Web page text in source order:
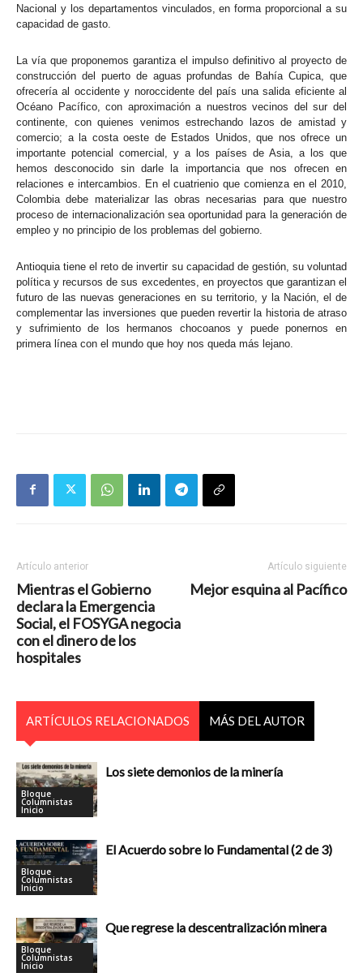
Nacional y los departamentos vinculados, en forma proporcional a su
capacidad de gasto.
La vía que proponemos garantiza el impulso definitivo al proyecto de
construcción del puerto de aguas profundas de Bahía Cupica, que
ofrecería al occidente y noroccidente del país una salida eficiente al
Océano Pacífico, con aproximación a nuestros vecinos del sur del
continente, con quienes venimos estrechando lazos de amistad y
comercio; a la costa oeste de Estados Unidos, que nos ofrece un
importante potencial comercial, y a los países de Asia, a los que
hemos desconocido sin darle la importancia que nos ofrecen en
relaciones e intercambios. En el cuatrienio que comienza en el 2010,
Colombia debe materializar las obras necesarias para que nuestro
proceso de internacionalización sea oportunidad para la generación de
empleo y no principio de los problemas del gobierno.
Antioquia tiene el reto de invertir su capacidad de gestión, su voluntad
política y recursos de sus excedentes, en proyectos que garantizan el
futuro de las nuevas generaciones en su territorio, y la Nación, el de
complementar las inversiones que pueden revertir la historia de atraso
y sufrimiento de los hermanos chocoanos y puede ponernos en
primera línea con el mundo que hoy nos queda más lejano.
Artículo anterior
Mientras el Gobierno
declara la Emergencia
Social, el FOSYGA negocia
con el dinero de los
hospitales
Artículo siguiente
Mejor esquina al Pacífico
ARTÍCULOS RELACIONADOS MÁS DEL AUTOR
Bloque
Columnistas
Inicio
Los siete demonios de la minería
Bloque
Columnistas
Inicio
El Acuerdo sobre lo Fundamental (2 de 3)
Bloque
Columnistas
Inicio
Que regrese la descentralización minera